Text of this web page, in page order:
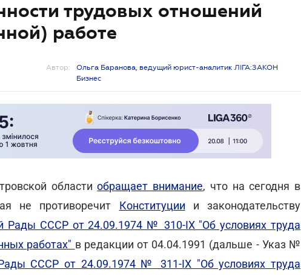
трудовых отношений
работе
Автор:
Ольга Баранова, ведущий юрист-аналитик ЛІГА:ЗАКОН
Бизнес
областиобращает внимание, что на сегодня в
не противоречит Конституции и законодательству
Рады СССР от 24.09.1974 № 310-ІХ "Об условиях труда
работах" в редакции от 04.04.1991 (дальше - Указ №
СССР от 24.09.1974 № 311-ІХ "Об условиях труда